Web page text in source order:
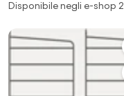
Disponibile negli e-shop 2